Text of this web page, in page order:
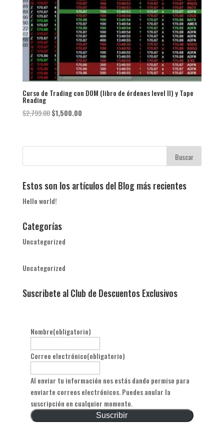
Curso de Trading con DOM (libro de órdenes level ll) y Tape
Reading
$2,799.00 El
era:
$1,500.00El
es:
Estos son los artículos del Blog más recientes
Hello world!
Categorías
Uncategorized
Uncategorized
Suscribete al Club de Descuentos Exclusivos
Nombre(obligatorio)
Correo electrónico(obligatorio)
Al enviar tu información nos estás dando permiso para
enviarte correos electrónicos. Puedes anular la
suscripción en cualquier momento.
Suscribir